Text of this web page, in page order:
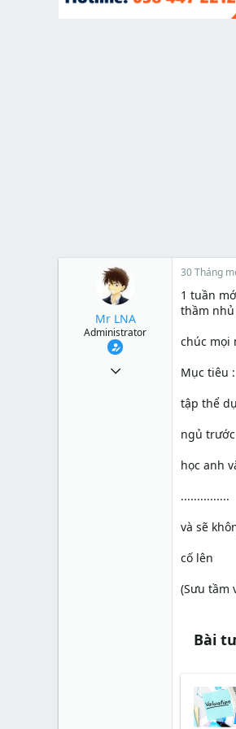
t
Mr LNA
Administrator
30 Tháng
1 tuần
thầm
chúc mọi
Mục tiêu
tập thể
ngủ
học anh
...............
và sẽ
cố lên
(Sưu tầm
Bài